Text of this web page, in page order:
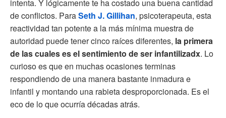
intenta. Y lógicamente te ha costado una buena cantidad
de conflictos. ParaSeth J. Gillihan, psicoterapeuta, esta
reactividad tan potente a la más mínima muestra de
autoridad puede tener cinco raíces diferentes, la primera
de las cuales es el sentimiento de ser infantilizadx. Lo
curioso es que en muchas ocasiones terminas
respondiendo de una manera bastante inmadura e
infantil y montando una rabieta desproporcionada. Es el
eco de lo que ocurría décadas atrás.